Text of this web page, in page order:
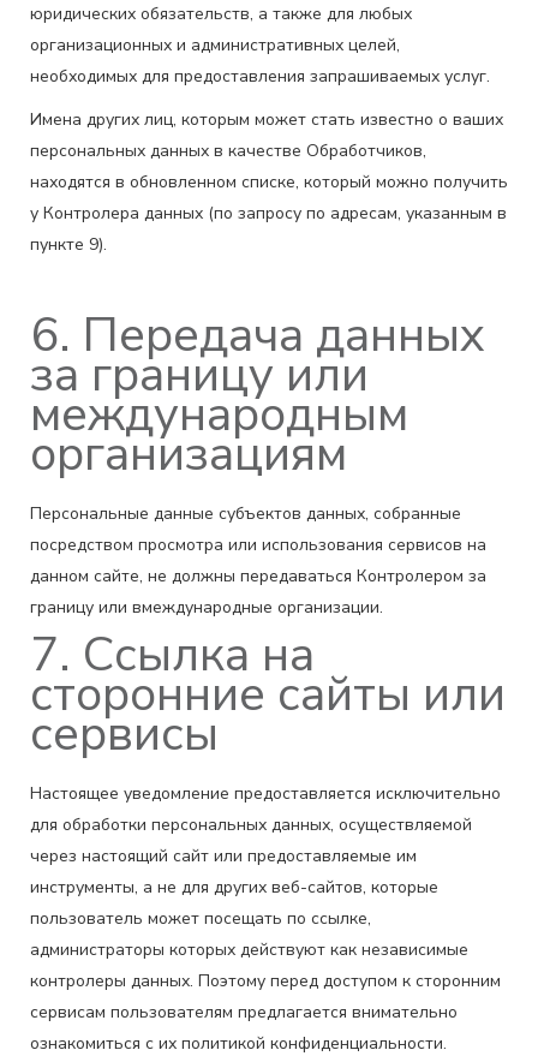
юридических обязательств, а также для любых
организационных и административных целей,
необходимых для предоставления запрашиваемых услуг.
Имена других лиц, которым может стать известно о ваших
персональных данных в качестве Обработчиков,
находятся в обновленном списке, который можно получить
у Контролера данных (по запросу по адресам, указанным в
пункте 9).
6. Передача данных
за границу или
международным
организациям
Персональные данные субъектов данных, собранные
посредством просмотра или использования сервисов на
данном сайте, не должны передаваться Контролером за
границу или вмеждународные организации.
7. Ссылка на
сторонние сайты или
сервисы
Настоящее уведомление предоставляется исключительно
для обработки персональных данных, осуществляемой
через настоящий сайт или предоставляемые им
инструменты, а не для других веб-сайтов, которые
пользователь может посещать по ссылке,
администраторы которых действуют как независимые
контролеры данных. Поэтому перед доступом к сторонним
сервисам пользователям предлагается внимательно
ознакомиться с их политикой конфиденциальности.